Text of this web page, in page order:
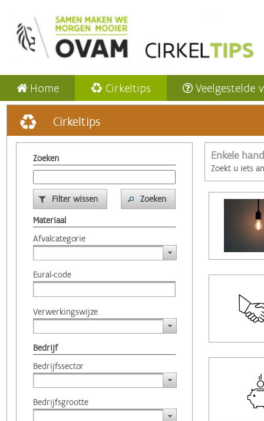
Home Cirkeltips Veelgestelde
Cirkeltips
Zoeken
Filter wissen
Zoeken
Materiaal
Afvalcategorie
Eural-code
Verwerkingswijze
Bedrijf
Bedrijfssector
Bedrijfsgrootte
Enkele
Zoekt u iets